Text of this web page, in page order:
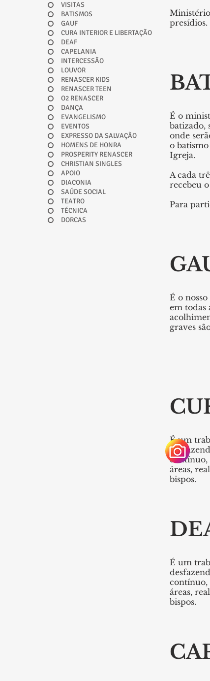
VISITAS
BATISMOS
GAUF
CURA INTERIOR E LIBERTAÇÃO
DEAF
CAPELANIA
INTERCESSÃO
LOUVOR
RENASCER KIDS
RENASCER TEEN
O2 RENASCER
DANÇA
EVANGELISMO
EVENTOS
EXPRESSO DA SALVAÇÃO
HOMENS DE HONRA
PROSPERITY RENASCER
CHRISTIAN SINGLES
APOIO
DIACONIA
SAÚDE SOCIAL
TEATRO
TÉCNICA
DORCAS
Ministério
presídios.
É o
batizado,
onde
o
Igreja.
A cada
recebeu
Para
É o
em todas
graves
É um
contínuo,
áreas,
bispos.
É um
contínuo,
áreas,
bispos.